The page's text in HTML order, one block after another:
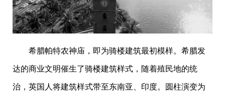
希腊帕特农神庙，即为骑楼建筑最初模样。希腊发
达的商业文明催生了骑楼建筑样式，随着殖民地的统
治，英国人将建筑样式带至东南亚、印度。圆柱演变为